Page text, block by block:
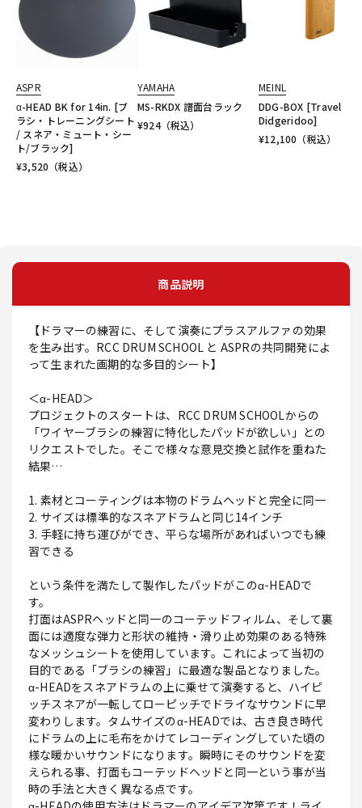
ASPR
α-HEAD BK for 14in. [ブ
ラシ・トレーニングシート
/ スネア・ミュート・シー
ト/ブラック]
¥3,520 （税込）
YAMAHA
MS-RKDX 譜面台ラック
¥924（税込）
MEINL
DDG-BOX [Travel
Didgeridoo]
¥12,100 （税込）
商品説明
【ドラマーの練習に、そして演奏にプラスアルファの効果
を生み出す。RCC DRUM SCHOOL と ASPRの共同開発によ
って生まれた画期的な多目的シート】
＜α-HEAD＞
プロジェクトのスタートは、RCC DRUM SCHOOLからの
「ワイヤーブラシの練習に特化したパッドが欲しい」との
リクエストでした。そこで様々な意見交換と試作を重ねた
結果…
1. 素材とコーティングは本物のドラムヘッドと完全に同一
2. サイズは標準的なスネアドラムと同じ14インチ
3. 手軽に持ち運びができ、平らな場所があればいつでも練
習できる
という条件を満たして製作したパッドがこのα-HEADで
す。
打面はASPRヘッドと同一のコーテッドフィルム、そして裏
面には適度な弾力と形状の維持・滑り止め効果のある特殊
なメッシュシートを使用しています。これによって当初の
目的である「ブラシの練習」に最適な製品となりました。
α-HEADをスネアドラムの上に乗せて演奏すると、ハイピ
ッチスネアが一転してローピッチでドライなサウンドに早
変わりします。タムサイズのα-HEADでは、古き良き時代
にドラムの上に毛布をかけてレコーディングしていた頃の
様な暖かいサウンドになります。瞬時にそのサウンドを変
えられる事、打面もコーテッドヘッドと同一という事が当
時の手法と大きく異なる点です。